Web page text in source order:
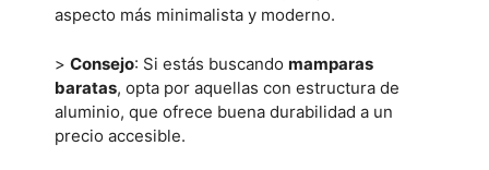
aspecto más minimalista y moderno.
> Consejo: Si estás buscando mamparas
baratas, opta por aquellas con estructura de
aluminio, que ofrece buena durabilidad a un
precio accesible.